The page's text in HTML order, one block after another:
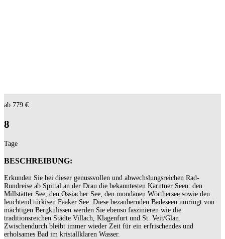
ab 779 €
8
Tage
BESCHREIBUNG:
Erkunden Sie bei dieser genussvollen und abwechslungsreichen Rad-
Rundreise ab Spittal an der Drau die bekanntesten Kärntner Seen: den
Millstätter See, den Ossiacher See, den mondänen Wörthersee sowie den
leuchtend türkisen Faaker See. Diese bezaubernden Badeseen umringt von
mächtigen Bergkulissen werden Sie ebenso faszinieren wie die
traditionsreichen Städte Villach, Klagenfurt und St. Veit/Glan.
Zwischendurch bleibt immer wieder Zeit für ein erfrischendes und
erholsames Bad im kristallklaren Wasser.